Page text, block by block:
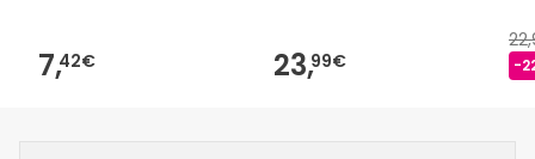
7,42€ 23,99€ -